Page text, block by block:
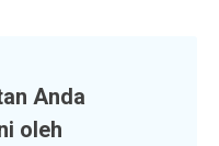
Anda
oleh